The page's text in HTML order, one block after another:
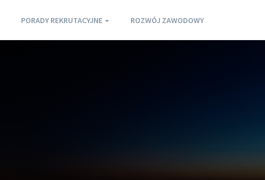
PORADY REKRUTACYJNE ROZWÓJ ZAWODOWY